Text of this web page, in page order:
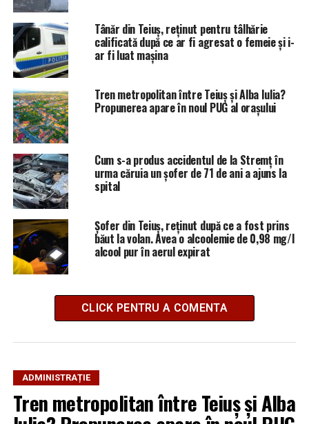
Tânăr din Teiuș, reținut pentru tâlhărie
calificată după ce ar fi agresat o femeie și i-
ar fi luat mașina
Tren metropolitan între Teiuș și Alba Iulia?
Propunerea apare în noul PUG al orașului
Cum s-a produs accidentul de la Stremț în
urma căruia un șofer de 71 de ani a ajuns la
spital
Șofer din Teiuș, reținut după ce a fost prins
băut la volan. Avea o alcoolemie de 0,98 mg/l
alcool pur în aerul expirat
CLICK PENTRU A COMENTA
ADMINISTRAȚIE
Tren metropolitan între Teiuș și Alba